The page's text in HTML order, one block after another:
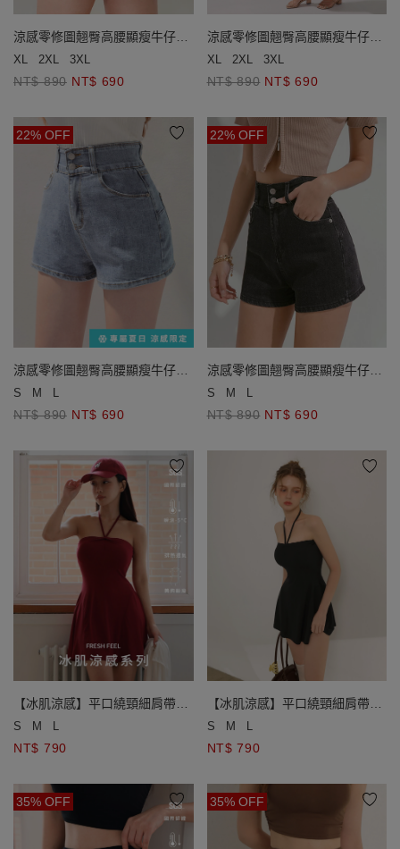
涼感零修圖翹臀高腰顯瘦牛仔短
褲
XL 2XL 3XL
NT$ 890 NT$ 690
涼感零修圖翹臀高腰顯瘦牛仔短
褲
XL 2XL 3XL
NT$ 890 NT$ 690
22% OFF
涼感零修圖翹臀高腰顯瘦牛仔短
褲
S M L
NT$ 890 NT$ 690
22% OFF
涼感零修圖翹臀高腰顯瘦牛仔短
褲
S M
NT$ 890 NT$ 690
【冰肌涼感】平口繞頸細肩帶
BRA短洋裝
S M L
NT$ 790
【冰肌涼感】平口繞頸細肩帶
BRA短洋裝
S M L
NT$ 790
35% OFF 35% OFF